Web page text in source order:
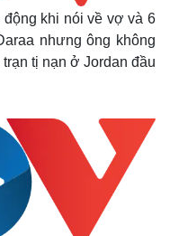
sự - Quốc phòng
khí
Nam
tích
khi nói về vợ và 6
nhưng ông không
tị nạn ở Jordan đầu